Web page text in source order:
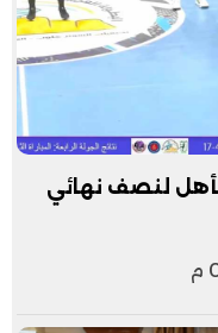
لنصف نهائي